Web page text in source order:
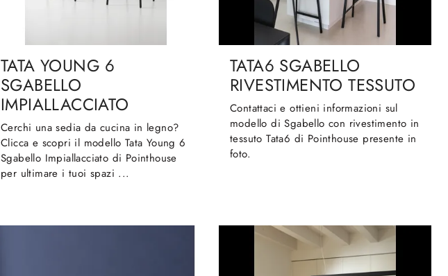
TATA YOUNG 6
SGABELLO
IMPIALLACCIATO
Cerchi una sedia da cucina in legno?
Clicca e scopri il modello Tata Young 6
Sgabello Impiallacciato di Pointhouse
per ultimare i tuoi spazi ...
TATA6 SGABELLO
RIVESTIMENTO TESSUTO
Contattaci e ottieni informazioni sul
modello di Sgabello con rivestimento in
tessuto Tata6 di Pointhouse presente in
foto.